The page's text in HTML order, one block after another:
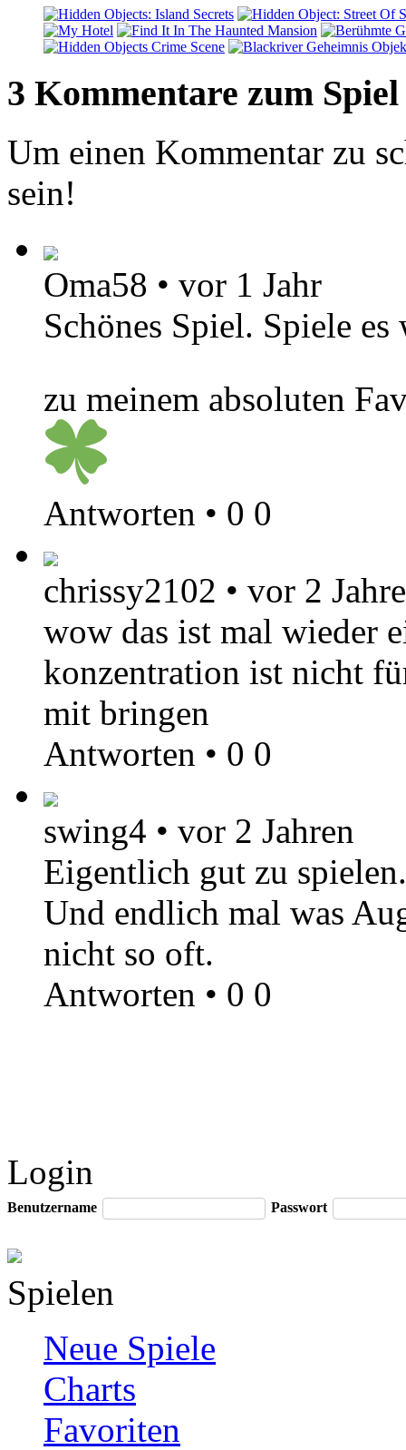
3 Kommentare zum Spiel
Um einen Kommentar zu
sein!
Oma58 • vor 1 Jahr
Schönes Spiel. Spiele
zu meinem absoluten
Antworten • 0 0
chrissy2102 • vor 2
wow das ist mal wieder
konzentration ist nicht
mit bringen
Antworten • 0 0
swing4 • vor 2 Jahren
Eigentlich gut zu
Und endlich mal was
nicht so oft.
Antworten • 0 0
Login
Benutzername Passwort
Spielen
Neue Spiele
Charts
Favoriten